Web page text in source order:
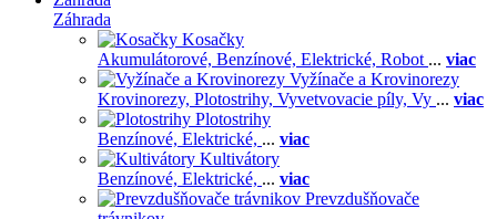
Záhrada
Kosačky
Akumulátorové, Benzínové, Elektrické, Robot ... viac
Vyžínače a Krovinorezy
Krovinorezy, Plotostrihy, Vyvetvovacie píly, Vy ... viac
Plotostrihy
Benzínové, Elektrické, ... viac
Kultivátory
Benzínové, Elektrické, ... viac
Prevzdušňovače